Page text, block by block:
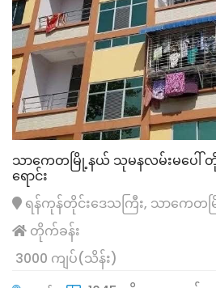
သာကေတမြို့နယ် သုမနလမ်းမပေါ်
ရောင်း
ရန်ကုန်တိုင်းဒေသကြီး, သာကေတ
တိုက်ခန်း
3000 ကျပ်(သိန်း)